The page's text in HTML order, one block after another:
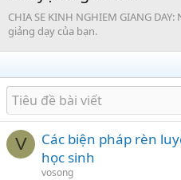
CHIA SE KINH NGHIEM GIANG
giảng dạy của bạn.
V
Các biện pháp rèn
học sinh
vosong